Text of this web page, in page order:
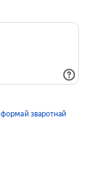
формай зваротнай